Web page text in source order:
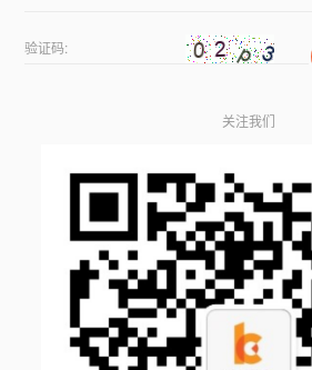
验证码:
关注我们